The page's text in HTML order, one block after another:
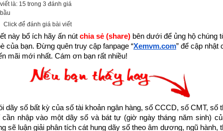
đang sống trong thời gian cuối cùng của thời kỳ mạt pháp khi mà
cùng cực, đại nạn sắp đến chỉ có hành thiện tích đức thì mới
là: 15 trong 3 đánh giá
Click để đánh giá bài viết
này bổ ích hãy ấn nút chia sẻ (share) bên dưới để ủng hộ chúng
của bạn. Đừng quên truy cập fanpage “Xemvm.com” để cập nhật
mãi mới nhất. Cám ơn bạn rất nhiều!
dãy số bất kỳ của số tài khoản ngân hàng, số CCCD, số CMT, số
nhập vào một dãy số và bát tự (giờ ngày tháng năm sinh)
sẽ luận giải phân tích cát hung dãy số theo âm dương, ngũ hành,